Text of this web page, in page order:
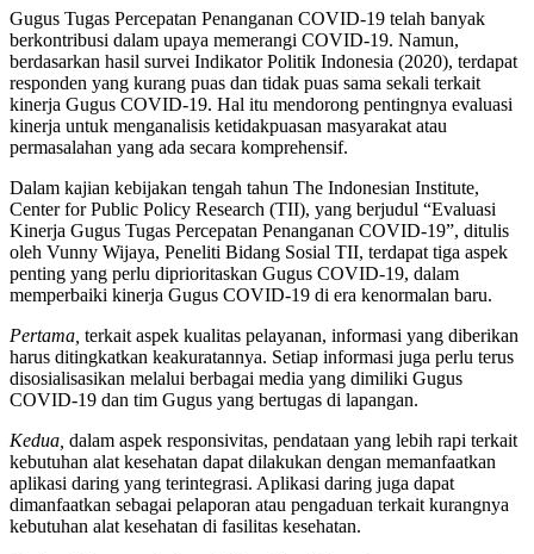
Gugus Tugas Percepatan Penanganan COVID-19 telah banyak
berkontribusi dalam upaya memerangi COVID-19. Namun,
berdasarkan hasil survei Indikator Politik Indonesia (2020), terdapat
responden yang kurang puas dan tidak puas sama sekali terkait
kinerja Gugus COVID-19. Hal itu mendorong pentingnya evaluasi
kinerja untuk menganalisis ketidakpuasan masyarakat atau
permasalahan yang ada secara komprehensif.
Dalam kajian kebijakan tengah tahun The Indonesian Institute,
Center for Public Policy Research (TII), yang berjudul “Evaluasi
Kinerja Gugus Tugas Percepatan Penanganan COVID-19”, ditulis
oleh Vunny Wijaya, Peneliti Bidang Sosial TII, terdapat tiga aspek
penting yang perlu diprioritaskan Gugus COVID-19, dalam
memperbaiki kinerja Gugus COVID-19 di era kenormalan baru.
Pertama, terkait aspek kualitas pelayanan, informasi yang diberikan
harus ditingkatkan keakuratannya. Setiap informasi juga perlu terus
disosialisasikan melalui berbagai media yang dimiliki Gugus
COVID-19 dan tim Gugus yang bertugas di lapangan.
Kedua, dalam aspek responsivitas, pendataan yang lebih rapi terkait
kebutuhan alat kesehatan dapat dilakukan dengan memanfaatkan
aplikasi daring yang terintegrasi. Aplikasi daring juga dapat
dimanfaatkan sebagai pelaporan atau pengaduan terkait kurangnya
kebutuhan alat kesehatan di fasilitas kesehatan.